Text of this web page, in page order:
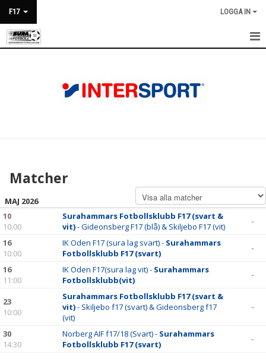
F17 LOGGA IN
DOKUMENT
KONTAKT
Matcher
MAJ 2026
10
10:00
Surahammars Fotbollsklubb F17 (svart &
vit)- Gideonsberg F17 (blå) & Skiljebo F17 (vit)
-
16
10:00
IK Oden F17 (sura lag svart) - Surahammars
Fotbollsklubb F17 (svart)
-
16
11:00
IK Oden F17(sura lag vit) - Surahammars
Fotbollsklubb(vit)
-
23
10:00
Surahammars Fotbollsklubb F17 (svart &
vit)- Skiljebo f17 (svart) & Gideonsberg f17
(vit)
-
30
14:30
Norberg AIF f17/18 (Svart) - Surahammars
Fotbollsklubb F17 (svart)
-